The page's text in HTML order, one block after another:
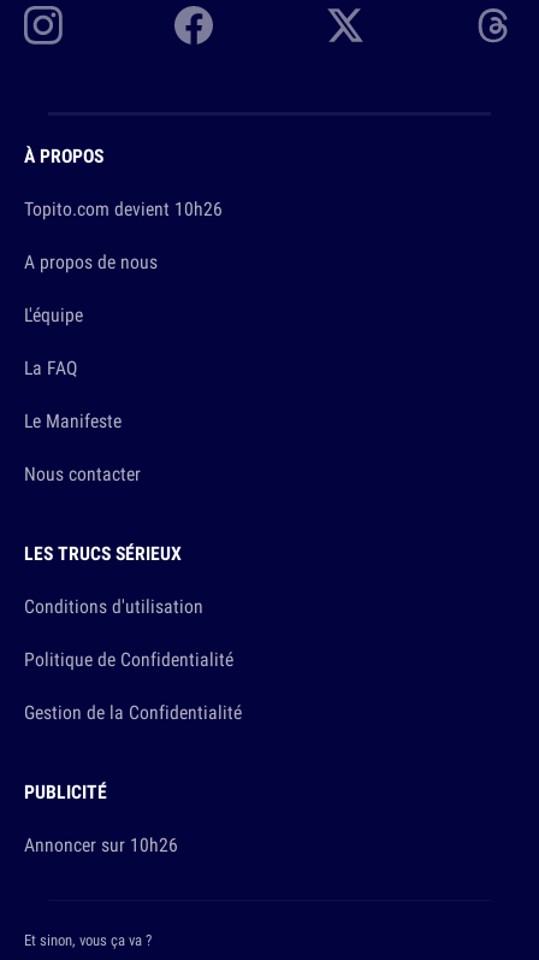
À PROPOS
Topito.com devient 10h26
A propos de nous
L'équipe
La FAQ
Le Manifeste
Nous contacter
LES TRUCS SÉRIEUX
Conditions d'utilisation
Politique de Confidentialité
Gestion de la Confidentialité
PUBLICITÉ
Annoncer sur 10h26
Et sinon, vous ça va ?